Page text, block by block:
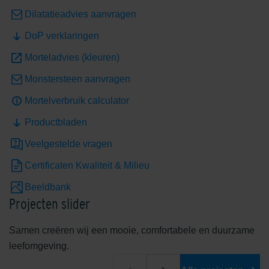
Unique Beige
Exclusieve kleuren
Dilatatieadvies aanvragen
DoP verklaringen
Morteladvies (kleuren)
Monstersteen aanvragen
Mortelverbruik calculator
Productbladen
Veelgestelde vragen
Certificaten Kwaliteit & Milieu
Beeldbank
Projecten slider
Samen creëren wij een mooie, comfortabele en duurzame
leefomgeving.